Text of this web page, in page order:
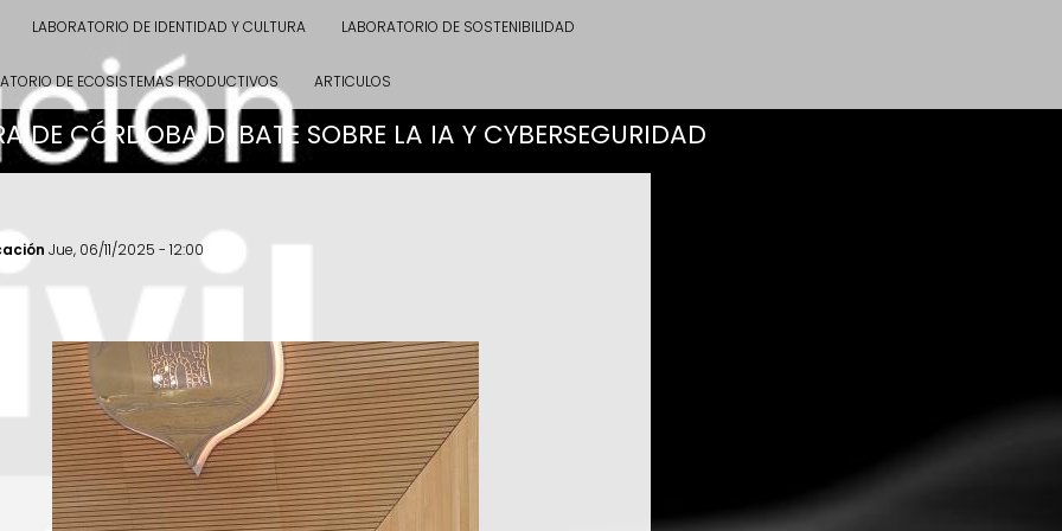
LABORATORIO DE IDENTIDAD Y CULTURA LABORATORIO DE SOSTENIBILIDAD
DE ECOSISTEMAS PRODUCTIVOS ARTICULOS
DE CÓRDOBA DEBATE SOBRE LA IA Y CYBERSEGURIDAD
Jue, 06/11/2025 - 12:00